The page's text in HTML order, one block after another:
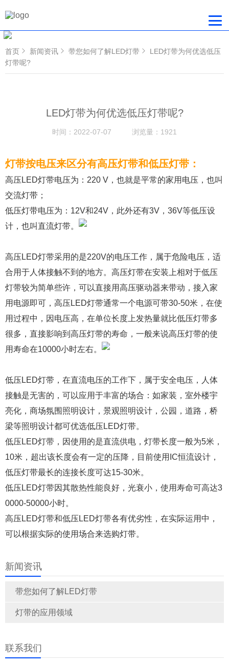
新闻资讯
带您如何了解LED灯带
灯带的应用领域
联系我们
首页 新闻资讯 带您如何了解LED灯带
LED灯带为何优选低压
灯带呢?
LED灯带为何优选低压灯带呢?
时间： 2022-07-07 浏览量： 1921
灯带按电压来区分有高压灯带和低压灯带：
高压LED灯带电压为：220 V，也就是平常的家用电压，也叫
交流灯带；
低压灯带电压为：12V和24V，此外还有3V，36V等低压设
计，也叫直流灯带。
高压LED灯带采用的是220V的电压工作，属于危险电压，适
合用于人体接触不到的地方。高压灯带在安装上相对于低压
灯带较为简单些许，可以直接用高压驱动器来带动，接入家
用电源即可，高压LED灯带通常一个电源可带30-50米，在使
用过程中，因电压高，在单位长度上发热量就比低压灯带多
很多，直接影响到高压灯带的寿命，一般来说高压灯带的使
用寿命在10000小时左右。
低压LED灯带，在直流电压的工作下，属于安全电压，人体
接触是无害的，可以应用于丰富的场合：如家装，室外楼宇
亮化，商场氛围照明设计，景观照明设计，公园，道路，桥
梁等照明设计都可优选低压LED灯带。
低压LED灯带，因使用的是直流供电，灯带长度一般为5米，
10米，超出该长度会有一定的压降，目前使用IC恒流设计，
低压灯带最长的连接长度可达15-30米。
低压LED灯带因其散热性能良好，光衰小，使用寿命可高达3
0000-50000小时。
高压LED灯带和低压LED灯带各有优劣性，在实际运用中，
可以根据实际的使用场合来选购灯带。